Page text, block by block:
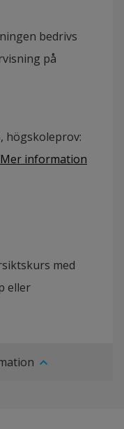
bedrivs
på
högskoleprov:
Mer information
med
eller